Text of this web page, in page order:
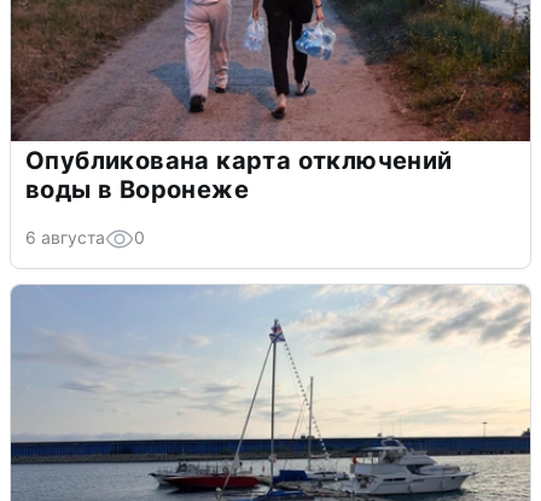
Опубликована карта отключений
воды в Воронеже
6 августа 0